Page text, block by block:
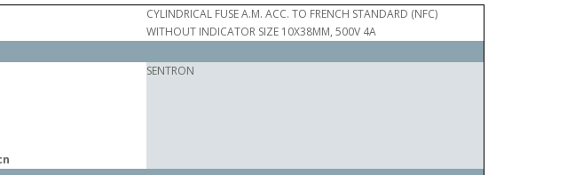
CYLINDRICAL FUSE A.M. ACC. TO FRENCH STANDARD (NFC)
WITHOUT INDICATOR SIZE 10X38MM, 500V 4A
SENTRON